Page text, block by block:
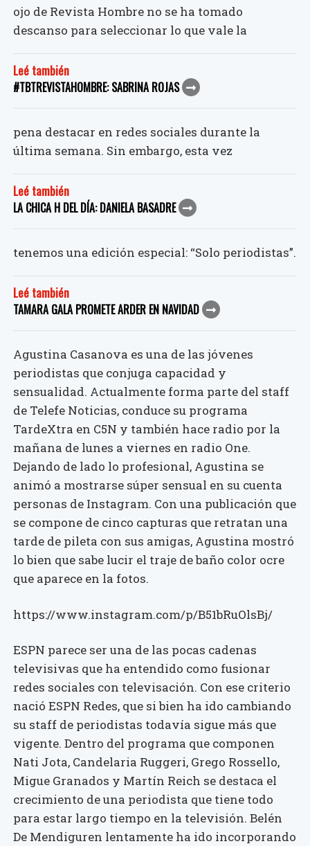
ojo de Revista Hombre no se ha tomado
descanso para seleccionar lo que vale la
Leé también
#TBTREVISTAHOMBRE: SABRINA ROJAS
pena destacar en redes sociales durante la
última semana. Sin embargo, esta vez
Leé también
LA CHICA H DEL DÍA: DANIELA BASADRE
tenemos una edición especial: “Solo periodistas”.
Leé también
TAMARA GALA PROMETE ARDER EN NAVIDAD
Agustina Casanova es una de las jóvenes
periodistas que conjuga capacidad y
sensualidad. Actualmente forma parte del staff
de Telefe Noticias, conduce su programa
TardeXtra en C5N y también hace radio por la
mañana de lunes a viernes en radio One.
Dejando de lado lo profesional, Agustina se
animó a mostrarse súper sensual en su cuenta
personas de Instagram. Con una publicación que
se compone de cinco capturas que retratan una
tarde de pileta con sus amigas, Agustina mostró
lo bien que sabe lucir el traje de baño color ocre
que aparece en la fotos.
https://www.instagram.com/p/B51bRuOlsBj/
ESPN parece ser una de las pocas cadenas
televisivas que ha entendido como fusionar
redes sociales con televisación. Con ese criterio
nació ESPN Redes, que si bien ha ido cambiando
su staff de periodistas todavía sigue más que
vigente. Dentro del programa que componen
Nati Jota, Candelaria Ruggeri, Grego Rossello,
Migue Granados y Martín Reich se destaca el
crecimiento de una periodista que tiene todo
para estar largo tiempo en la televisión. Belén
De Mendiguren lentamente ha ido incorporando